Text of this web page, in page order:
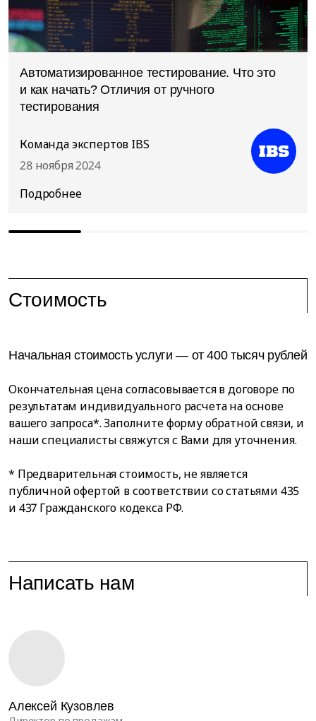
Автоматизированное тестирование. Что это
и как начать? Отличия от ручного
тестирования
Команда экспертов IBS
28 ноября 2024
Стоимость
Начальная стоимость услуги — от 400 тысяч рублей
Окончательная цена согласовывается в договоре по
результатам индивидуального расчета на основе
вашего запроса*. Заполните форму обратной связи, и
наши специалисты свяжутся с Вами для уточнения.
* Предварительная стоимость, не является
публичной офертой в соответствии со статьями 435
и 437 Гражданского кодекса РФ.
Написать нам
Алексей Кузовлев